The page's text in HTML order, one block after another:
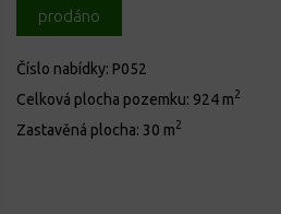
prodáno
Číslo nabídky: P052
Celková plocha pozemku: 924 m2
Zastavěná plocha: 30 m2